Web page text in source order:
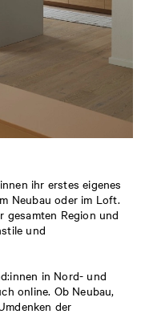
ihr erstes eigenes
Neubau oder im Loft.
gesamten Region und
und
in Nord- und
online. Ob Neubau,
der